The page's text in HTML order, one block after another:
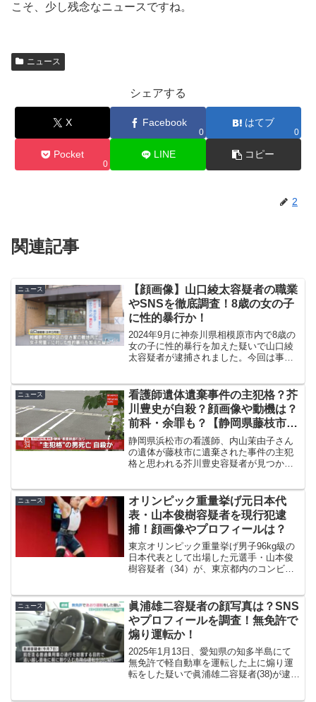
こそ、少し残念なニュースですね。
ニュース
シェアする
X Facebook
0
はてブ
0
Pocket
0
LINE コピー
2
関連記事
ニュース
【顔画像】山口綾太容疑者の職業
やSNSを徹底調査！8歳の女の子
に性的暴行か！
2024年9月に神奈川県相模原市内で8歳の
女の子に性的暴行を加えた疑いで山口綾
太容疑者が逮捕されました。今回は事件
ネット上の反応など調査した内容を紹介
していきます。ス...
ニュース
看護師遺体遺棄事件の主犯格？芥
川豊史が自殺？顔画像や動機は？
前科・余罪も？【静岡県藤枝市・
浜松市看護師】
静岡県浜松市の看護師、内山茉由子さん
の遺体が藤枝市に遺棄された事件の主犯
格と思われる芥川豊史容疑者が見つかり
ているのだとか、、、事件の経緯や詳細
部分を調査していきましょ...
ニュース
オリンピック重量挙げ元日本代
表・山本俊樹容疑者を現行犯逮
捕！顔画像やプロフィールは？
東京オリンピック重量挙げ男子96kg級の
日本代表として出場した元選手・山本俊
樹容疑者（34）が、東京都内のコンビニ
捕されたことが明らかになりました。こ
の記事では、山本俊...
ニュース
眞浦雄二容疑者の顔写真は？SNS
やプロフィールを調査！無免許で
煽り運転か！
2025年1月13日、愛知県の知多半島にて
無免許で軽自動車を運転した上に煽り運
転をした疑いで眞浦雄二容疑者(38)が逮捕